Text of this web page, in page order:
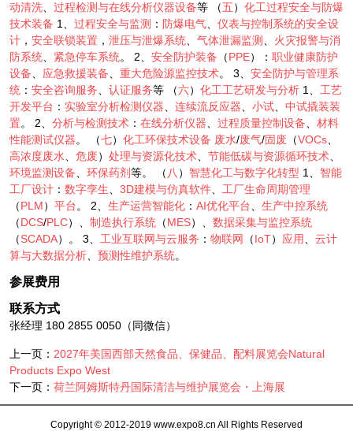
动清洗
过程检测与在线分析仪器设备等 （五） 化工过程安全与防爆
技术装备 1、 过程安全与监测 ： 防爆电气
仪表与控制系统的安全设
计 ， 安全联锁装置 ， 泄压与泄爆系统 气体泄漏监测
火灾报警与消
防系统
紧急停车系统。 2、 安全防护装备 （PPE）： 职业健康防护
设备
应急救援装备 重大危险源监控技术。 3、 安全防护与管理系
统 ： 安全咨询服务 认证服务等 （六） 化工工艺研发与分析 1、 工艺
开发平台 ： 实验室分析检测仪器 连续流反应器 小试
中试撬装装
置。 2、 分析与检测技术 ： 在线分析仪器 过程质量控制设备
材料
性能测试仪器。 （七） 化工环保技术设备 废水/废气/固废 （VOCs
高浓度废水
危废） 处理与资源化技术 节能低碳与资源循环技术
环境监测设备
环保药剂等。 （ 八 ） 智慧化工与数字化转型 1、 智能
工厂设计 ： 数字孪生 3D建模与仿真软件
工厂生命周期管理
（PLM） 平台。 2、 生产运营智能化 ： AI优化平台
生产中控系统
（DCS/PLC）、 制造执行系统 （MES）、 数据采集与监控系统
（SCADA）。 3、 工业互联网与云服务 ： 物联网 （IoT） 应用
云计
算与大数据分析
预测性维护系统。
参展费用
联系方式
张经理 180 2855 0050（同微信）
上一页： 2027年美国西部天然食品、保健品、配料展览会Natural
Products Expo West
下一页： 荷兰阿姆斯特丹国际清洁与维护展览会・上海展
Copyright © 2012-2019 www.expo8.cn All Rights Reserved